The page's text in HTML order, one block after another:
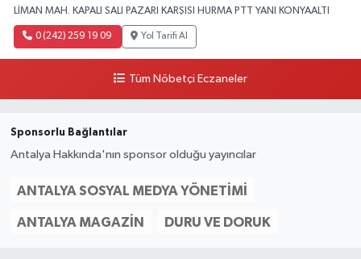
LİMAN MAH. KAPALI SALI PAZARI KARŞISI HURMA PTT YANI KONYAALTI
0 (242) 259 19 09 Yol Tarifi Al
Tüm Nöbetçi Eczaneler
Sponsorlu Bağlantılar
Antalya Hakkında'nın sponsor olduğu yayıncılar
ANTALYA SOSYAL MEDYA YÖNETIMI
ANTALYA MAGAZIN DURU VE DORUK